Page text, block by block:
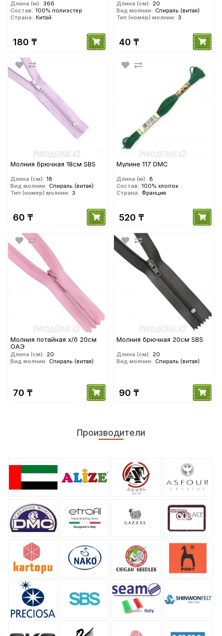
Длина (м): 366
Состав: 100% полиэстер
Страна: Китай
180 ₸
ОАЭ (20см)
Длина (см): 20
Вид молнии: Спираль (витая)
Тип (номер) молнии: 3
40 ₸
Молния брючная 18см SBS
Длина (см): 18
Вид молнии: Спираль (витая)
Тип (номер) молнии: 3
60 ₸
Мулине 117 DMC
Длина (м): 8
Состав: 100% хлопок
Страна: Франция
520 ₸
Молния потайная х/б 20см
ОАЭ
Длина (см): 20
Вид молнии: Спираль (витая)
70 ₸
Молния брючная 20см SBS
Длина (см): 20
Вид молнии: Спираль (витая)
90 ₸
Производители